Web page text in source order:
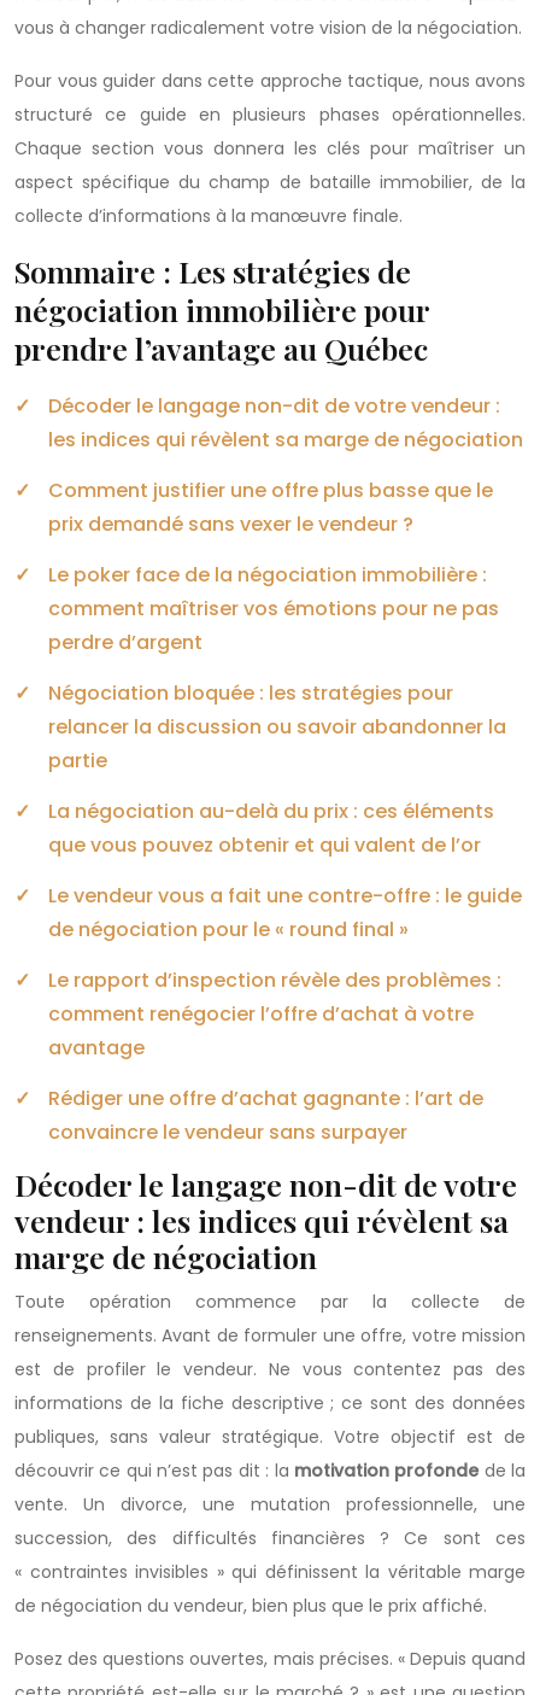
vous à changer radicalement votre vision de la négociation.
Pour vous guider dans cette approche tactique, nous avons
structuré ce guide en plusieurs phases opérationnelles.
Chaque section vous donnera les clés pour maîtriser un
aspect spécifique du champ de bataille immobilier, de la
collecte d’informations à la manœuvre finale.
Sommaire : Les stratégies de
négociation immobilière pour
prendre l’avantage au Québec
Décoder le langage non-dit de votre vendeur :
les indices qui révèlent sa marge de négociation
Comment justifier une offre plus basse que le
prix demandé sans vexer le vendeur ?
Le poker face de la négociation immobilière :
comment maîtriser vos émotions pour ne pas
perdre d’argent
Négociation bloquée : les stratégies pour
relancer la discussion ou savoir abandonner la
partie
La négociation au-delà du prix : ces éléments
que vous pouvez obtenir et qui valent de l’or
Le vendeur vous a fait une contre-offre : le guide
de négociation pour le « round final »
Le rapport d’inspection révèle des problèmes :
comment renégocier l’offre d’achat à votre
avantage
Rédiger une offre d’achat gagnante : l’art de
convaincre le vendeur sans surpayer
Décoder le langage non-dit de votre
vendeur : les indices qui révèlent sa
marge de négociation
Toute opération commence par la collecte de
renseignements. Avant de formuler une offre, votre mission
est de profiler le vendeur. Ne vous contentez pas des
informations de la fiche descriptive ; ce sont des données
publiques, sans valeur stratégique. Votre objectif est de
découvrir ce qui n’est pas dit : la motivation profonde de la
vente. Un divorce, une mutation professionnelle, une
succession, des difficultés financières ? Ce sont ces
« contraintes invisibles » qui définissent la véritable marge
de négociation du vendeur, bien plus que le prix affiché.
Posez des questions ouvertes, mais précises. « Depuis quand